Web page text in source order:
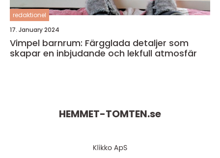
redaktionel
17. January 2024
Vimpel barnrum: Färgglada detaljer som
skapar en inbjudande och lekfull atmosfär
HEMMET-TOMTEN.se